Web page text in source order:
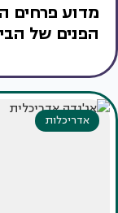
מדוע פרחים
הפנים של
אדריכלות